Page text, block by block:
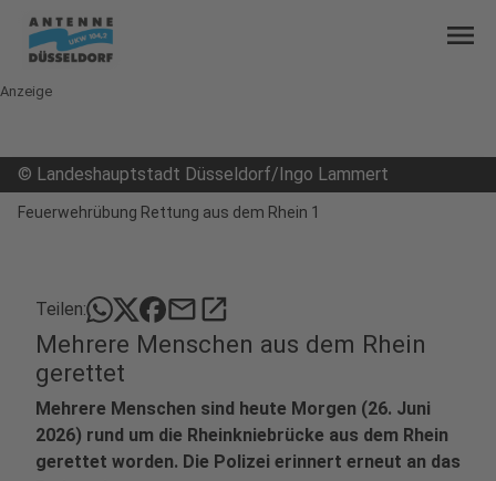
menu
Anzeige
© Landeshauptstadt Düsseldorf/Ingo Lammert
Feuerwehrübung Rettung aus dem Rhein 1
Teilen: mailopen_in_new
Mehrere Menschen aus dem Rhein
gerettet
Mehrere Menschen sind heute Morgen (26. Juni
2026) rund um die Rheinkniebrücke aus dem Rhein
gerettet worden. Die Polizei erinnert erneut an das